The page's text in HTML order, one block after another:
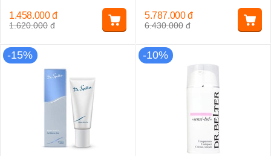
1.620.000 đ
1.458.000 đ
6.430.000 đ
5.787.000 đ
-15% -10%